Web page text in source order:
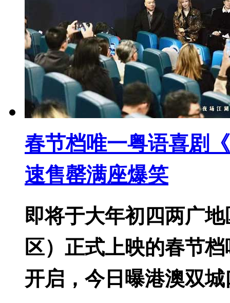
春节档唯一粤语喜剧
速售罄满座爆笑
即将于大年初四两广
区）正式上映的春节
开启，今日曝港澳双